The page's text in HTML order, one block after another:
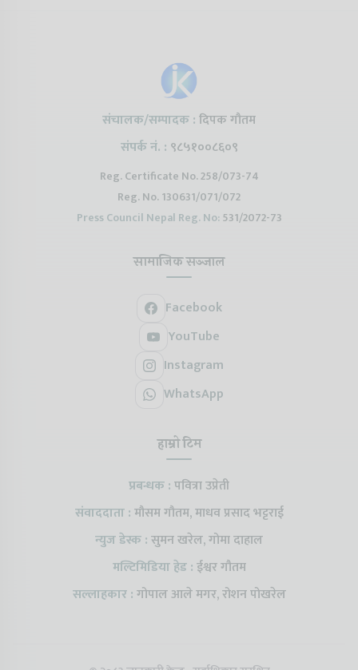
संचालक/सम्पादक :दिपक गौतम
संपर्क नं. : ९८५१००८६०९
Reg. Certificate No. 258/073-74
Reg. No. 130631/071/072
Press Council Nepal Reg. No:531/2072-73
सामाजिक सञ्जाल
Facebook
YouTube
Instagram
WhatsApp
हाम्रो टिम
प्रबन्धक :पवित्रा उप्रेती
संवाददाता :मौसम गौतम, माधव प्रसाद भट्टराई
न्युज डेस्क :सुमन खरेल, गोमा दाहाल
मल्टिमिडिया हेड :ईश्वर गौतम
सल्लाहकार :गोपाल आले मगर, रोशन पोखरेल